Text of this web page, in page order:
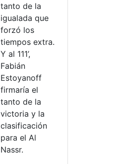
tanto de la
igualada que
forzó los
tiempos extra.
Y al 111’,
Fabián
Estoyanoff
firmaría el
tanto de la
victoria y la
clasificación
para el Al
Nassr.